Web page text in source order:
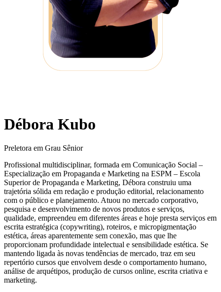
Débora Kubo
Preletora em Grau Sênior
Profissional multidisciplinar, formada em Comunicação Social –
Especialização em Propaganda e Marketing na ESPM – Escola
Superior de Propaganda e Marketing, Débora construiu uma
trajetória sólida em redação e produção editorial, relacionamento
com o público e planejamento. Atuou no mercado corporativo,
pesquisa e desenvolvimento de novos produtos e serviços,
qualidade, empreendeu em diferentes áreas e hoje presta serviços em
escrita estratégica (copywriting), roteiros, e micropigmentação
estética, áreas aparentemente sem conexão, mas que lhe
proporcionam profundidade intelectual e sensibilidade estética. Se
mantendo ligada às novas tendências de mercado, traz em seu
repertório cursos que envolvem desde o comportamento humano,
análise de arquétipos, produção de cursos online, escrita criativa e
marketing.